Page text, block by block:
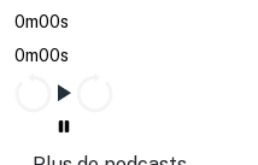
0m00s
0m00s